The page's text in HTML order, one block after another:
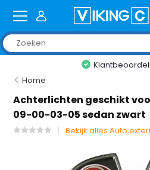
Home
Achterlichten geschikt
09-00-03-05 sedan zwart
Bekijk alles Auto